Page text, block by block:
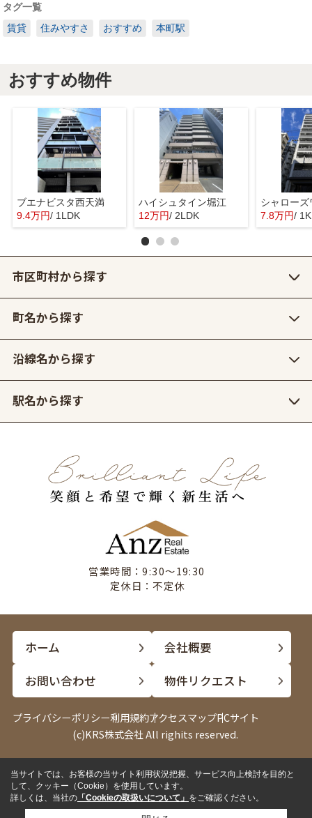
タグ一覧
賃貸
住みやすさ おすすめ 本町駅
おすすめ物件
ブエナビスタ西天満
9.4万円/ 1LDK
ハイシュタイン堀江
12万円/ 2LDK
シャロー
7.8万円/ 1K
市区町村から探す
町名から探す
沿線名から探す
駅名から探す
営業時間：9:30〜19:30
定休日：不定休
ホーム
会社概要
お問い合わせ
物件リクエスト
プライバシーポリシー利用規約アクセスマップPCサイト
(c)KRS株式会社 All righits reserved.
電話 LINE
当サイトでは、お客様の当サイト利用状況把握、サービス向上検討を目的と
して、クッキー（Cookie）を使用しています。
詳しくは、当社の 「Cookieの取扱いについて」 をご確認ください。